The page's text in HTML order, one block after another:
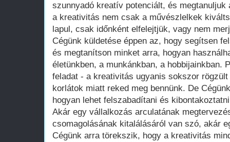
szunnyadó kreatív potenciált, és
a kreativitás nem csak a művészlelkek
lapul, csak időnként elfelejtjük, vagy nem
Cégünk küldetése éppen az, hogy segítsen
és megtanítson minket arra, hogyan
életünkben, a munkánkban, a hobbijainkban.
feladat - a kreativitás ugyanis sokszor
korlátok miatt reked meg bennünk. De
hogyan lehet felszabadítani és
Akár egy vállalkozás arculatának
csomagolásának kitalálásáról van szó, akár
Cégünk arra törekszik, hogy a kreativitás